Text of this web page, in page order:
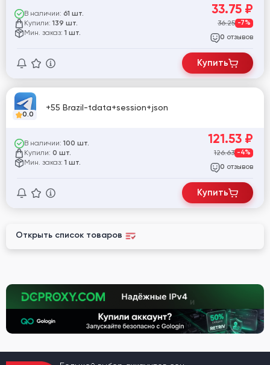
В наличии: 61 шт.
Купили: 139 шт.
Мин. заказ: 1 шт.
33.75 ₽
36.25 -7%
0 отзывов
Купить
0.0
+55 Brazil-tdata+session+json
В наличии: 100 шт.
Купили: 0 шт.
Мин. заказ: 1 шт.
121.53 ₽
126.63 -4%
0 отзывов
Купить
Открыть список товаров